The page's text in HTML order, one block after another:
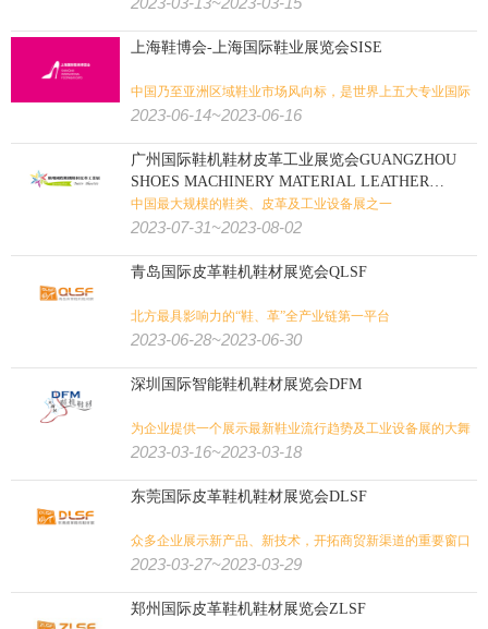
上海鞋博会-上海国际鞋业展览会SISE
中国乃至亚洲区域鞋业市场风向标，是世界上五大专业国际
性鞋展之一
2023-06-14~2023-06-16
广州国际鞋机鞋材皮革工业展览会GUANGZHOU
SHOES MACHINERY MATERIAL LEATHER
INDUSTRY FAIR
中国最大规模的鞋类、皮革及工业设备展之一
2023-07-31~2023-08-02
青岛国际皮革鞋机鞋材展览会QLSF
北方最具影响力的“鞋、革”全产业链第一平台
2023-06-28~2023-06-30
深圳国际智能鞋机鞋材展览会DFM
为企业提供一个展示最新鞋业流行趋势及工业设备展的大舞
台
2023-03-16~2023-03-18
东莞国际皮革鞋机鞋材展览会DLSF
众多企业展示新产品、新技术，开拓商贸新渠道的重要窗口
2023-03-27~2023-03-29
郑州国际皮革鞋机鞋材展览会ZLSF